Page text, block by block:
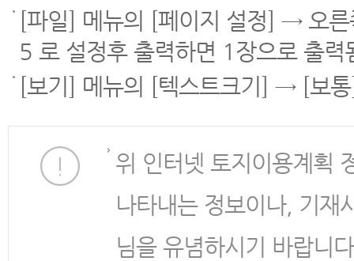
[파일] 메뉴의 [페이지 설정] → 오
5 로 설정후 출력하면 1장으로 출력
[보기] 메뉴의 [텍스트크기] → [보
위 인터넷 토지이용계획
나타내는 정보이나, 기재
님을 유념하시기 바랍니